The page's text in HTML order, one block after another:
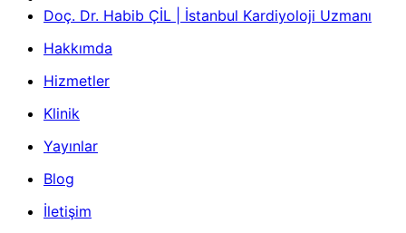
Doç. Dr. Habib ÇİL | İstanbul Kardiyoloji Uzmanı
Hakkımda
Hizmetler
Klinik
Yayınlar
Blog
İletişim